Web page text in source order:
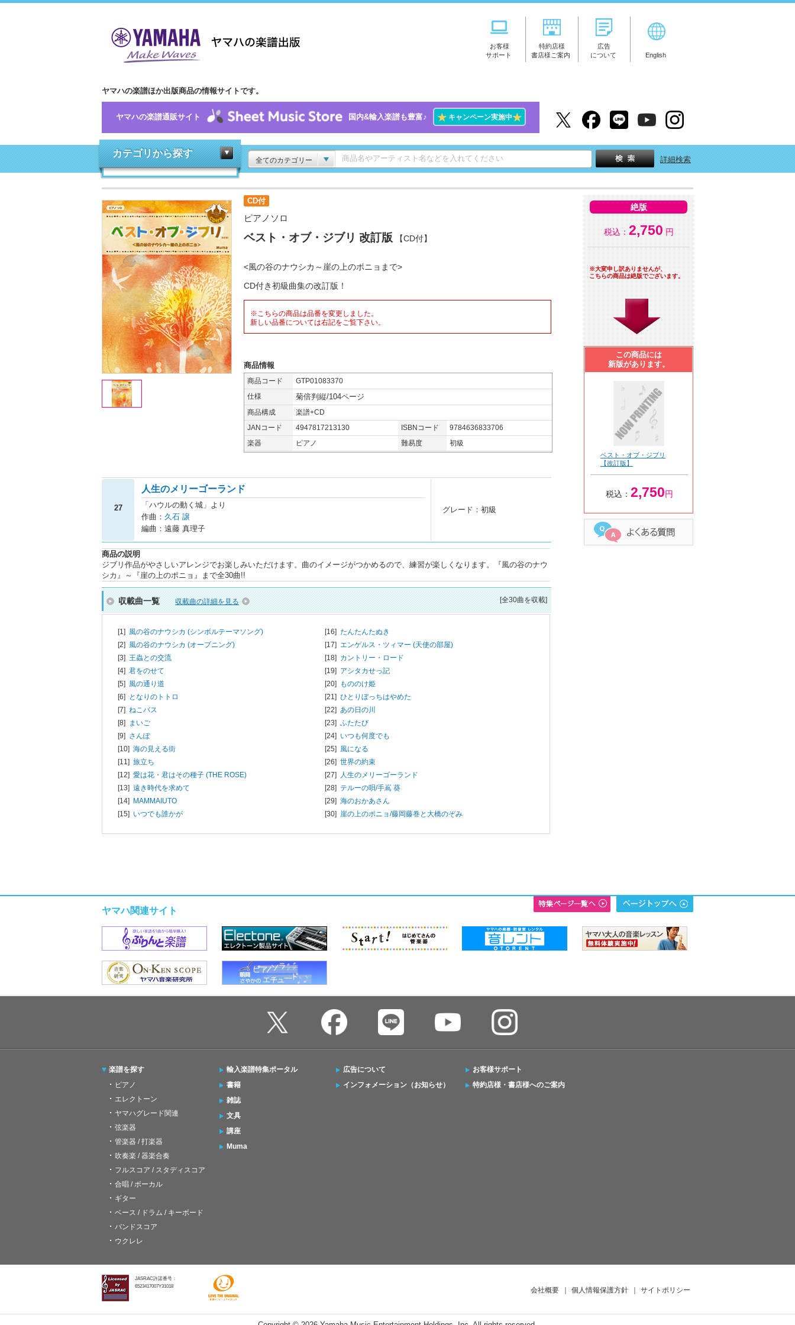
お客様
サポート
特約店様
書店様ご案内
広告
について
English
ヤマハの楽譜ほか出版商品の情報サイトです。
ヤマハの楽譜通販サイト 国内&輸入楽譜も豊富♪ ★キャンペーン実施中★
カテゴリから探す
全てのカテゴリー 詳細検索
CD付
ピアノソロ
ベスト・オブ・ジブリ 改訂版 【CD付】
<風の谷のナウシカ～崖の上のポニョまで>
CD付き初級曲集の改訂版！
※こちらの商品は品番を変更しました。
新しい品番については右記をご覧下さい。
商品情報
商品コード
GTP01083370
仕様
菊倍判縦/104ページ
商品構成
楽譜+CD
JANコード
4947817213130 ISBNコード
9784636833706
楽器
ピアノ 難易度 初級
27
人生のメリーゴーランド
「ハウルの動く城」より
作曲： 久石 譲
編曲：遠藤 真理子
グレード：初級
商品の説明
ジブリ作品がやさしいアレンジでお楽しみいただけます。曲のイメージがつかめるので、練習が楽しくなります。『風の谷のナウ
シカ』～『崖の上のポニョ』まで全30曲!!
収載曲一覧 収載曲の詳細を見る [全30曲を収載]
[1] 風の谷のナウシカ (シンボルテーマソング)
[2] 風の谷のナウシカ (オープニング)
[3] 王蟲との交流
[4] 君をのせて
[5] 風の通り道
[6] となりのトトロ
[7] ねこバス
[8] まいご
[9] さんぽ
[10] 海の見える街
[11] 旅立ち
[12] 愛は花・君はその種子 (THE ROSE)
[13] 遠き時代を求めて
[14] MAMMAIUTO
[15] いつでも誰かが
[16] たんたんたぬき
[17] エンゲルス・ツィマー (天使の部屋)
[18] カントリー・ロード
[19] アシタカせっ記
[20] もののけ姫
[21] ひとりぼっちはやめた
[22] あの日の川
[23] ふたたび
[24] いつも何度でも
[25] 風になる
[26] 世界の約束
[27] 人生のメリーゴーランド
[28] テルーの唄/手嶌 葵
[29] 海のおかあさん
[30] 崖の上のポニョ/藤岡藤巻と大橋のぞみ
絶版
税込： 2,750 円
※大変申し訳ありませんが、
こちらの商品は絶版でございます。
この商品には
新版があります。
ベスト・オブ・ジブリ
【改訂版】
税込： 2,750円
ヤマハ関連サイト
楽譜を探す
ピアノ
エレクトーン
ヤマハグレード関連
弦楽器
管楽器 / 打楽器
吹奏楽 / 器楽合奏
フルスコア / スタディスコア
合唱 / ボーカル
ギター
ベース / ドラム / キーボード
バンドスコア
ウクレレ
輸入楽譜特集ポータル
書籍
雑誌
文具
講座
Muma
広告について
インフォメーション（お知らせ）
お客様サポート
特約店様・書店様へのご案内
JASRAC許諾番号：
6523417007Y31018
会社概要 ｜ 個人情報保護方針 ｜ サイトポリシー